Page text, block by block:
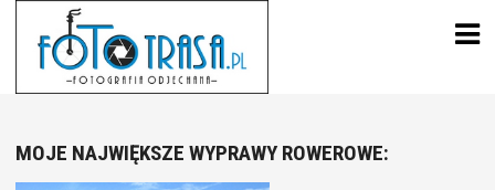
content
MOJE NAJWIĘKSZE WYPRAWY ROWEROWE: